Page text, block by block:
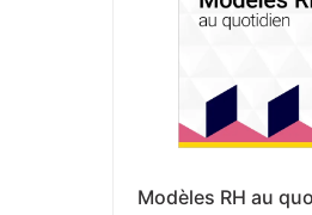
Modèles RH au